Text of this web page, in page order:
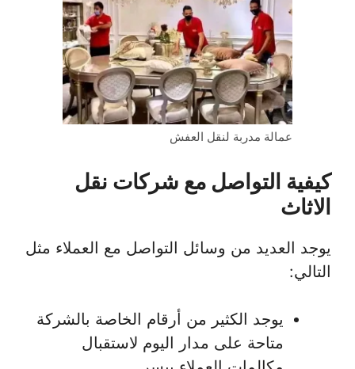
عمالة مدربة لنقل العفش
كيفية التواصل مع شركات نقل
الاثاث
يوجد العديد من وسائل التواصل مع العملاء مثل
التالي:
يوجد الكثير من أرقام الخاصة بالشركة
متاحة على مدار اليوم لاستقبال